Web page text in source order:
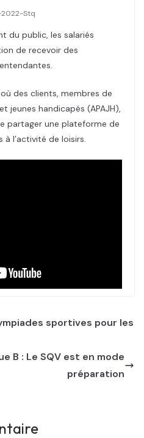
Stq
du public, les salariés
de recevoir des
des clients, membres de
jeunes handicapés (APAJH),
partager une plateforme de
l’activité de loisirs.
sportives pour les
B : Le SQV est en mode
préparation